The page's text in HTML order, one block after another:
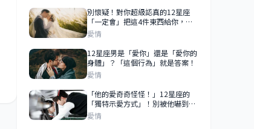
別懷疑！對你超級認真的12星座
「一定會」把這4件東西給你，早
已走心的舉動！
愛情
12星座男是「愛你」還是「愛你的
身體」？「這個行為」就是答案！
愛情
「他的愛奇奇怪怪！」12星座的
「獨特示愛方式」！別被他嚇到，
他只是太喜歡你！
愛情